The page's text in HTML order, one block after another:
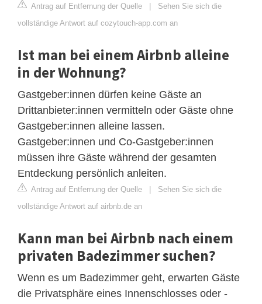
Antrag auf Entfernung der Quelle | Sehen Sie sich die
vollständige Antwort auf cozytouch-app.com an
Ist man bei einem Airbnb alleine
in der Wohnung?
Gastgeber:innen dürfen keine Gäste an
Drittanbieter:innen vermitteln oder Gäste ohne
Gastgeber:innen alleine lassen.
Gastgeber:innen und Co-Gastgeber:innen
müssen ihre Gäste während der gesamten
Entdeckung persönlich anleiten.
Antrag auf Entfernung der Quelle | Sehen Sie sich die
vollständige Antwort auf airbnb.de an
Kann man bei Airbnb nach einem
privaten Badezimmer suchen?
Wenn es um Badezimmer geht, erwarten Gäste
die Privatsphäre eines Innenschlosses oder -